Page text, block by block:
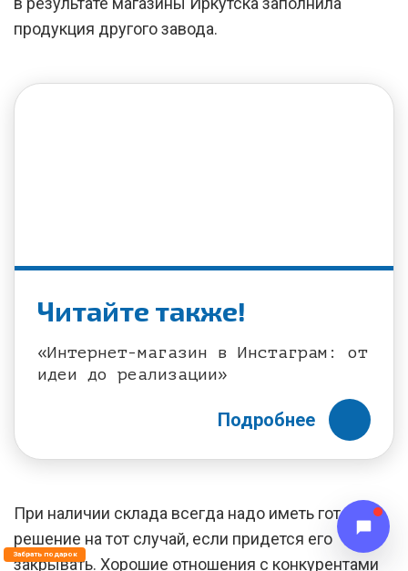
продукция другого завода.
Читайте также!
«Интернет-магазин в Инстаграм: от
идеи до реализации»
Подробнее
При наличии склада всегда надо иметь готовое
решение на тот случай, если придется его
закрывать. Хорошие отношения с конкурентами
Забрать подарок